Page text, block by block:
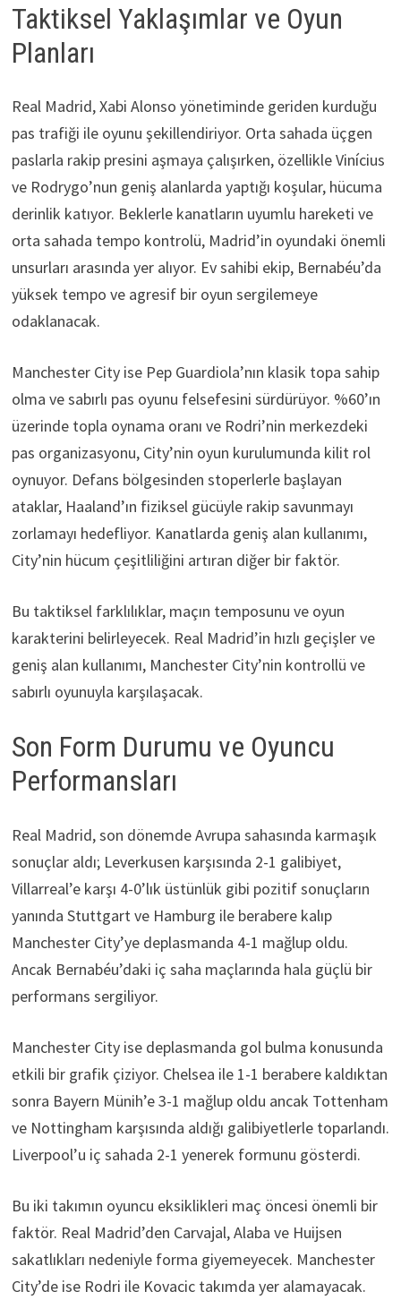
Taktiksel Yaklaşımlar ve Oyun
Planları
Real Madrid, Xabi Alonso yönetiminde geriden kurduğu
pas trafiği ile oyunu şekillendiriyor. Orta sahada üçgen
paslarla rakip presini aşmaya çalışırken, özellikle Vinícius
ve Rodrygo’nun geniş alanlarda yaptığı koşular, hücuma
derinlik katıyor. Beklerle kanatların uyumlu hareketi ve
orta sahada tempo kontrolü, Madrid’in oyundaki önemli
unsurları arasında yer alıyor. Ev sahibi ekip, Bernabéu’da
yüksek tempo ve agresif bir oyun sergilemeye
odaklanacak.
Manchester City ise Pep Guardiola’nın klasik topa sahip
olma ve sabırlı pas oyunu felsefesini sürdürüyor. %60’ın
üzerinde topla oynama oranı ve Rodri’nin merkezdeki
pas organizasyonu, City’nin oyun kurulumunda kilit rol
oynuyor. Defans bölgesinden stoperlerle başlayan
ataklar, Haaland’ın fiziksel gücüyle rakip savunmayı
zorlamayı hedefliyor. Kanatlarda geniş alan kullanımı,
City’nin hücum çeşitliliğini artıran diğer bir faktör.
Bu taktiksel farklılıklar, maçın temposunu ve oyun
karakterini belirleyecek. Real Madrid’in hızlı geçişler ve
geniş alan kullanımı, Manchester City’nin kontrollü ve
sabırlı oyunuyla karşılaşacak.
Son Form Durumu ve Oyuncu
Performansları
Real Madrid, son dönemde Avrupa sahasında karmaşık
sonuçlar aldı; Leverkusen karşısında 2-1 galibiyet,
Villarreal’e karşı 4-0’lık üstünlük gibi pozitif sonuçların
yanında Stuttgart ve Hamburg ile berabere kalıp
Manchester City’ye deplasmanda 4-1 mağlup oldu.
Ancak Bernabéu’daki iç saha maçlarında hala güçlü bir
performans sergiliyor.
Manchester City ise deplasmanda gol bulma konusunda
etkili bir grafik çiziyor. Chelsea ile 1-1 berabere kaldıktan
sonra Bayern Münih’e 3-1 mağlup oldu ancak Tottenham
ve Nottingham karşısında aldığı galibiyetlerle toparlandı.
Liverpool’u iç sahada 2-1 yenerek formunu gösterdi.
Bu iki takımın oyuncu eksiklikleri maç öncesi önemli bir
faktör. Real Madrid’den Carvajal, Alaba ve Huijsen
sakatlıkları nedeniyle forma giyemeyecek. Manchester
City’de ise Rodri ile Kovacic takımda yer alamayacak.